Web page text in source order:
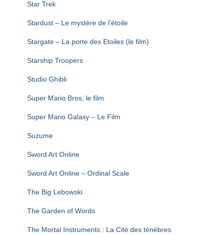
Star Trek
Stardust – Le mystère de l’étoile
Stargate – La porte des Etoiles (le film)
Starship Troopers
Studio Ghibli
Super Mario Bros, le film
Super Mario Galaxy – Le Film
Suzume
Sword Art Online
Sword Art Online – Ordinal Scale
The Big Lebowski
The Garden of Words
The Mortal Instruments : La Cité des ténèbres